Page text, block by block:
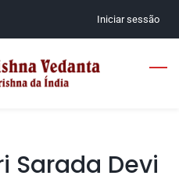
Iniciar sessão
Sarada Devi